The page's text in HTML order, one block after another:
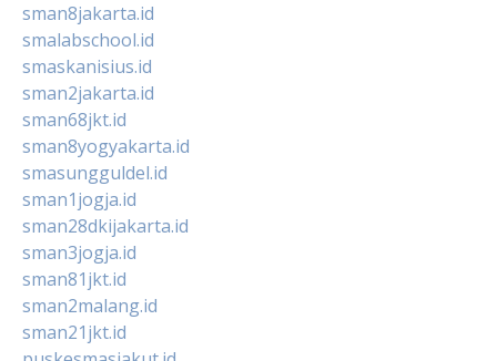
sman8jakarta.id
smalabschool.id
smaskanisius.id
sman2jakarta.id
sman68jkt.id
sman8yogyakarta.id
smasungguldel.id
sman1jogja.id
sman28dkijakarta.id
sman3jogja.id
sman81jkt.id
sman2malang.id
sman21jkt.id